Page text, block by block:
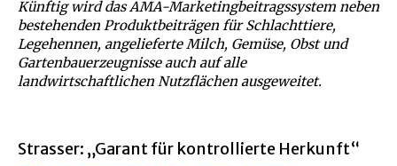
Künftig wird das AMA-Marketingbeitragssystem neben
bestehenden Produktbeiträgen für Schlachttiere,
Legehennen, angelieferte Milch, Gemüse, Obst und
Gartenbauerzeugnisse auch auf alle
landwirtschaftlichen Nutzflächen ausgeweitet.
Strasser: „Garant für kontrollierte Herkunft“